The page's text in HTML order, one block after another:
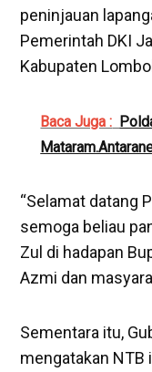
peninjauan
Pemerintah DKI
Kabupaten
Baca Juga :
“Selamat datang
semoga beliau
Zul di hadapan
Azmi dan
Sementara itu,
mengatakan NTB